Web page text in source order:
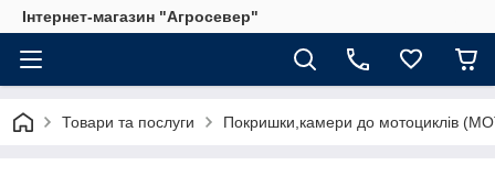
Інтернет-магазин "Агросевер"
Товари та послуги Покришки,камери до мотоциклів